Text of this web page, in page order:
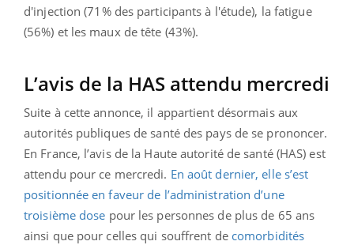
d'injection (71% des participants à l'étude), la fatigue
(56%) et les maux de tête (43%).
L’avis de la HAS attendu mercredi
Suite à cette annonce, il appartient désormais aux
autorités publiques de santé des pays de se prononcer.
En France, l’avis de la Haute autorité de santé (HAS) est
attendu pour ce mercredi. En août dernier, elle s’est
positionnée en faveur de l’administration d’une
troisième dose pour les personnes de plus de 65 ans
ainsi que pour celles qui souffrent de comorbidités